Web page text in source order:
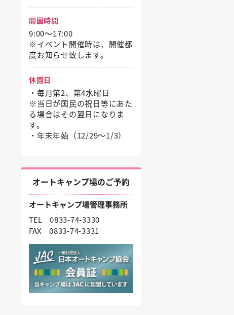
開園時間
9:00～17:00
※イベント開催時は、開催都
度お知らせ致します。
休園日
・毎月第2、第4水曜日
※当日が国民の祝日等にあた
る場合はその翌日になりま
す。
・年末年始（12/29〜1/3）
オートキャンプ場のご予約
オートキャンプ場管理事務所
TEL 0833-74-3330
FAX 0833-74-3331